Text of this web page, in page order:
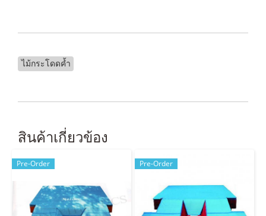
ไม้กระโดดค้ำ
สินค้าเกี่ยวข้อง
Pre-Order Pre-Order